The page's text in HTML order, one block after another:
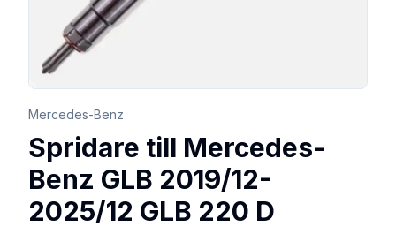
Mercedes-Benz
Spridare till Mercedes-
Benz GLB 2019/12-
2025/12 GLB 220 D